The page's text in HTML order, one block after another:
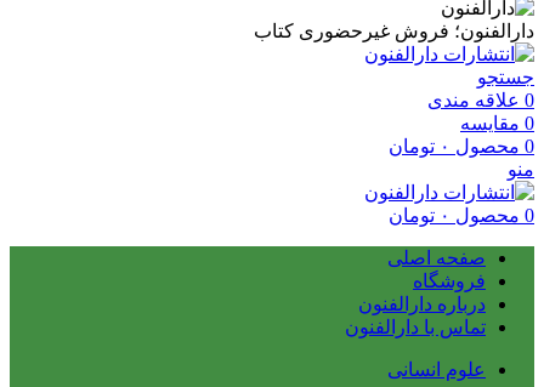
دارالفنون؛ فروش غیرحضوری کتاب
جستجو
0 علاقه مندی
0 مقایسه
0 محصول ۰ تومان
منو
0 محصول ۰ تومان
صفحه اصلی
فروشگاه
درباره دارالفنون
تماس با دارالفنون
علوم انسانی